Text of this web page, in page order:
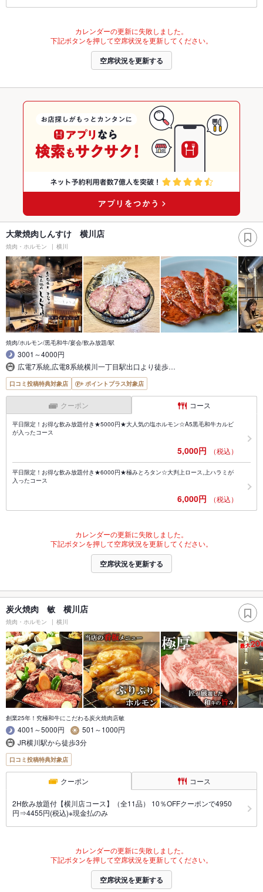
カレンダーの更新に失敗しました。
下記ボタンを押して空席状況を更新してください。
空席状況を更新する
大衆焼肉しんすけ 横川店
焼肉・ホルモン 横川
焼肉/ホルモン/黒毛和牛/宴会/飲み放題/駅
3001～4000円
広電7系統,広電8系統横川一丁目駅出口より徒歩…
口コミ投稿特典対象店 ポイントプラス対象店
クーポン コース
平日限定！お得な飲み放題付き★5000円★大人気の塩ホルモン☆A5黒毛和牛カルビ
が入ったコース
5,000円 （税込）
平日限定！お得な飲み放題付き★6000円★極みとろタン☆大判上ロース,上ハラミが
入ったコース
6,000円 （税込）
カレンダーの更新に失敗しました。
下記ボタンを押して空席状況を更新してください。
空席状況を更新する
炭火焼肉 敏 横川店
焼肉・ホルモン 横川
創業25年！究極和牛にこだわる炭火焼肉店敏
4001～5000円
501～1000円
JR横川駅から徒歩3分
口コミ投稿特典対象店
クーポン コース
2H飲み放題付【横川店コース】（全11品） 10％OFFクーポンで4950
円⇒4455円(税込)※現金払のみ
カレンダーの更新に失敗しました。
下記ボタンを押して空席状況を更新してください。
空席状況を更新する